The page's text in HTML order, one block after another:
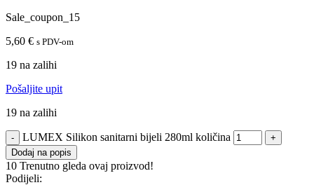
Sale_coupon_15
5,60 € s PDV-om
19 na zalihi
Pošaljite upit
19 na zalihi
LUMEX Silikon sanitarni bijeli 280ml količina
Dodaj na popis
10 Trenutno gleda ovaj proizvod!
Podijeli: